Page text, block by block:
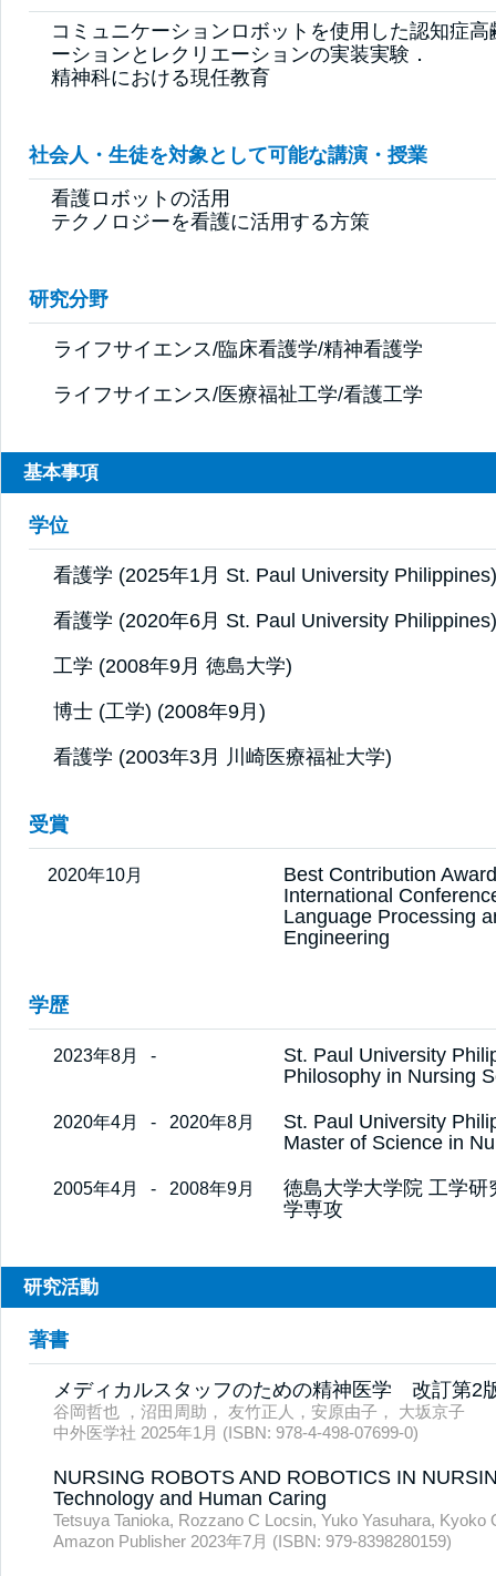
コミュニケーションロボットを使用した認知症
ーションとレクリエーションの実装実験．
精神科における現任教育
社会人・生徒を対象として可能な講演・授業
看護ロボットの活用
テクノロジーを看護に活用する方策
研究分野
ライフサイエンス/臨床看護学/精神看護学
ライフサイエンス/医療福祉工学/看護工学
基本事項
学位
看護学 (2025年1月 St. Paul University Philippines)
看護学 (2020年6月 St. Paul University Philippines)
工学 (2008年9月 徳島大学)
博士 (工学) (2008年9月)
看護学 (2003年3月 川崎医療福祉大学)
受賞
2020年10月
Best Contribution
International
Language Processing
Engineering
学歴
2023年8月 -
St. Paul University
Philosophy in Nursing
2020年4月 - 2020年8月
St. Paul University
Master of Science in
2005年4月 - 2008年9月
徳島大学大学院 工学
学専攻
研究活動
著書
メディカルスタッフのための精神医学 改訂第2
谷岡哲也 ，沼田周助， 友竹正人，安原由子， 大坂京子
中外医学社 2025年1月 (ISBN: 978-4-498-07699-0)
NURSING ROBOTS AND ROBOTICS IN
Technology and Human Caring
Tetsuya Tanioka, Rozzano C Locsin, Yuko Yasuhara, Kyoko
Amazon Publisher 2023年7月 (ISBN: 979-8398280159)